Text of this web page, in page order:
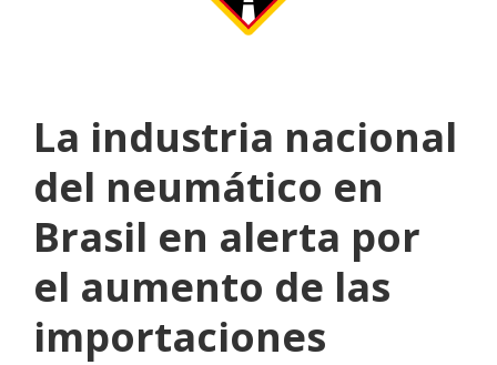
La industria nacional
del neumático en
Brasil en alerta por
el aumento de las
importaciones